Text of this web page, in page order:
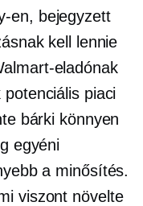
en, bejegyzett
kell lennie
eladónak
piaci
bárki könnyen
egyéni
a minősítés.
viszont növelte